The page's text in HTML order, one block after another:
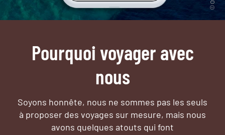
Pourquoi voyager avec
nous
Soyons honnête, nous ne sommes pas les seuls
à proposer des voyages sur mesure, mais nous
avons quelques atouts qui font